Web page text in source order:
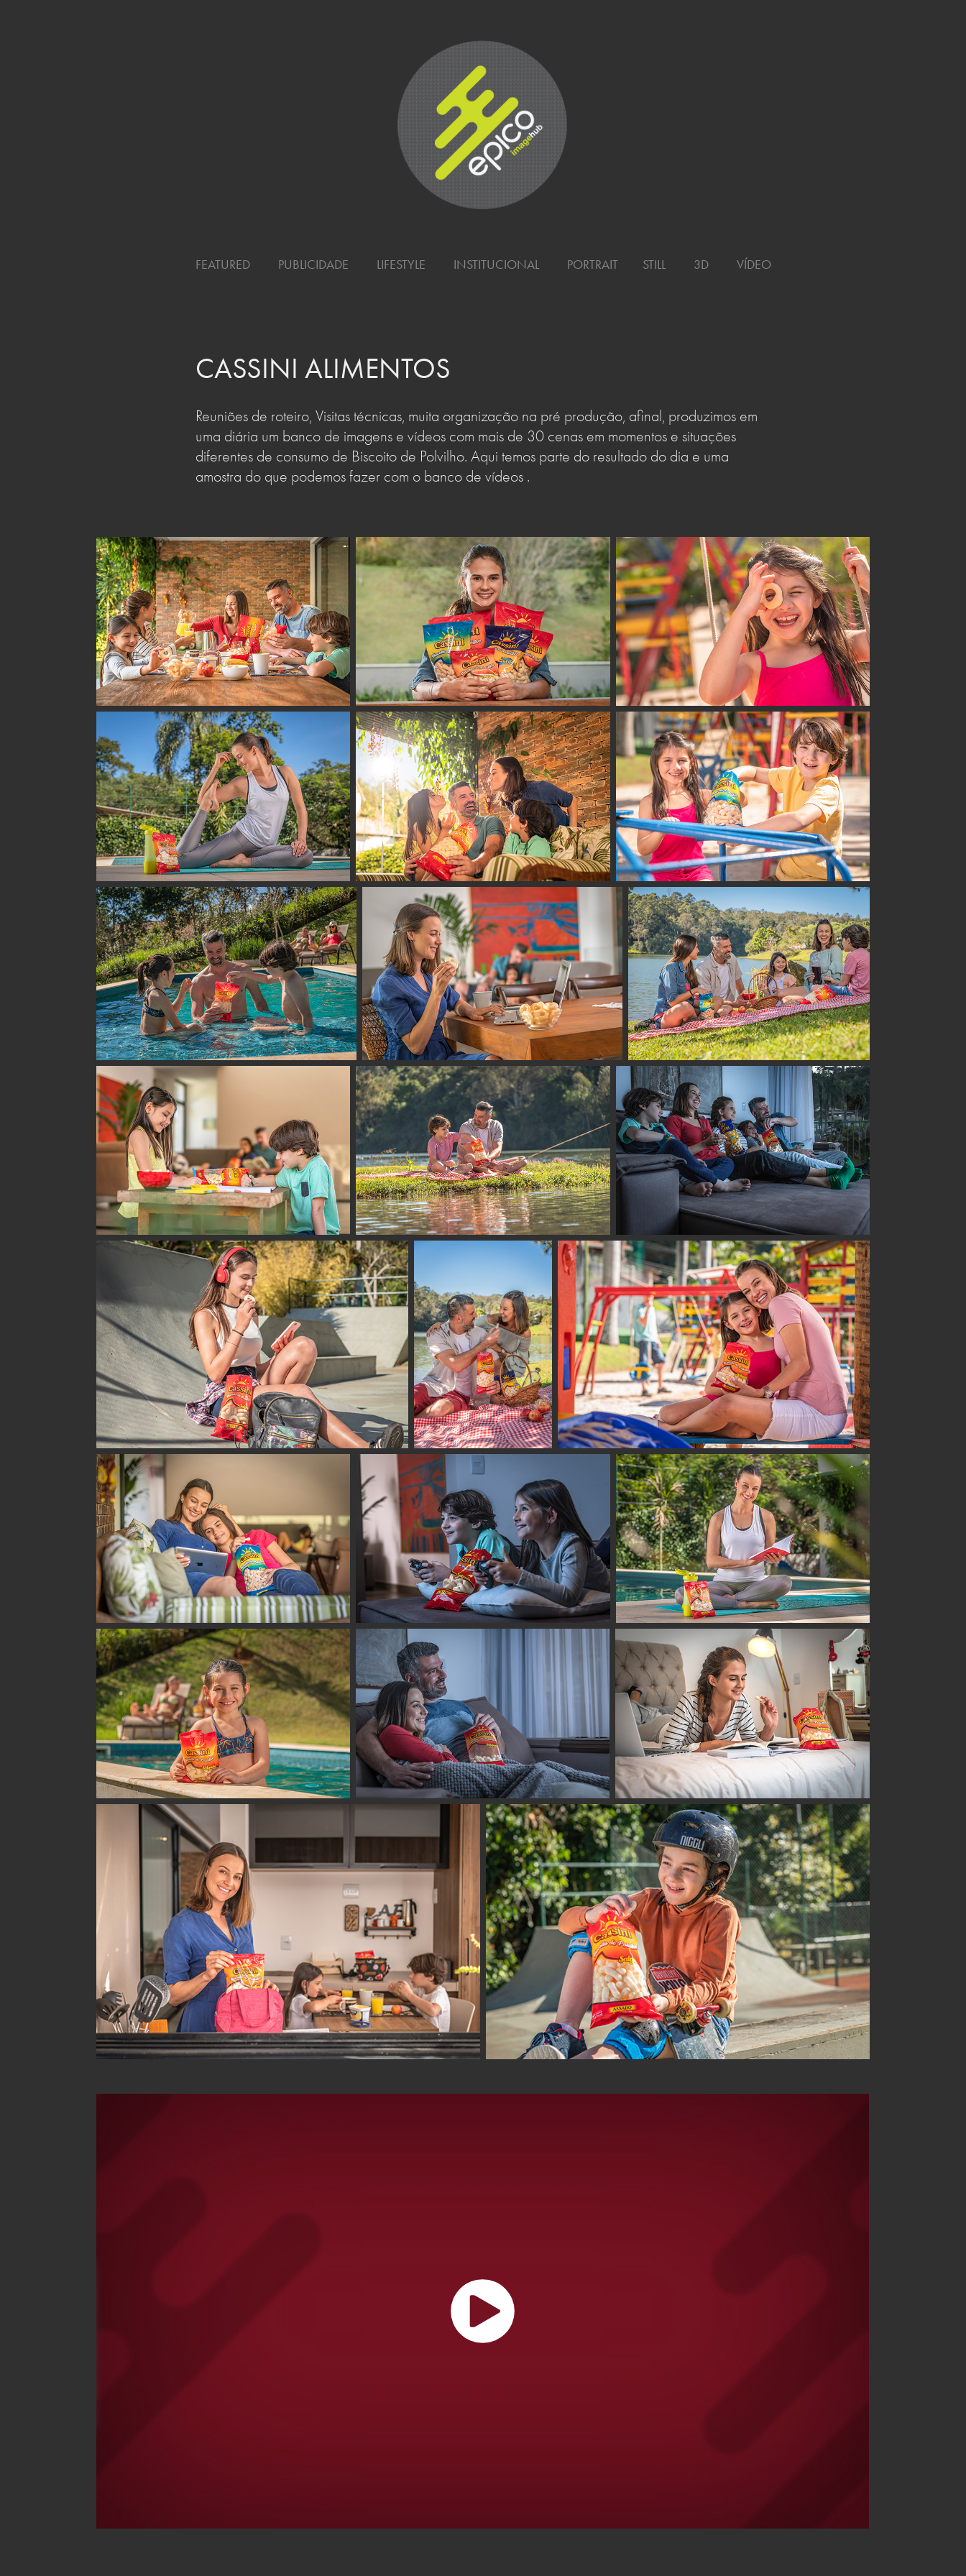
FEATURED PUBLICIDADE LIFESTYLE INSTITUCIONAL PORTRAIT STILL 3D VÍDEO
CASSINI ALIMENTOS
Reuniões de roteiro, Visitas técnicas, muita organização na pré produção, afinal, produzimos em
uma diária um banco de imagens e vídeos com mais de 30 cenas em momentos e situações
diferentes de consumo de Biscoito de Polvilho. Aqui temos parte do resultado do dia e uma
amostra do que podemos fazer com o banco de vídeos .